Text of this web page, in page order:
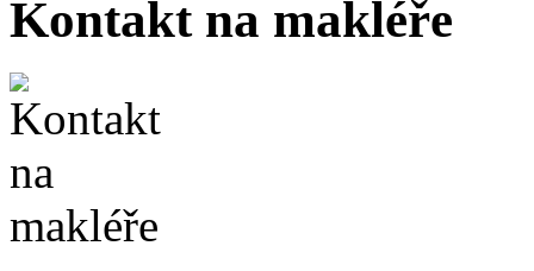
Kontakt na makléře